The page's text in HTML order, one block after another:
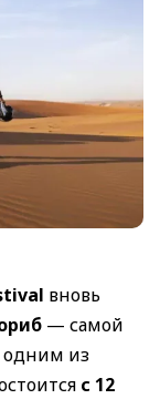
вновь
— самой
одним из
с 12